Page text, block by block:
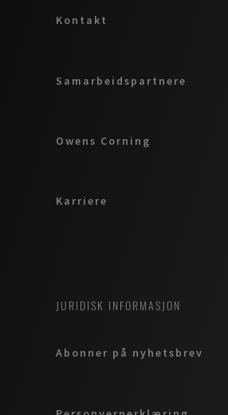
Kontakt
Samarbeidspartnere
Owens Corning
Karriere
JURIDISK INFORMASJON
Abonner på nyhetsbrev